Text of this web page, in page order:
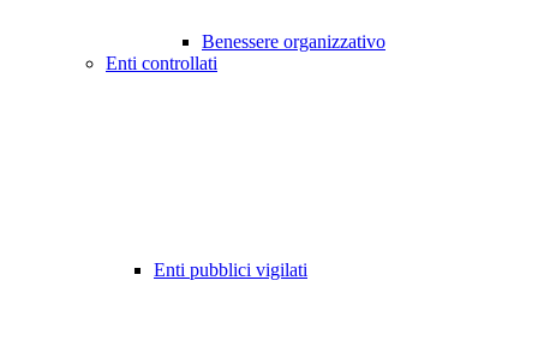
Benessere organizzativo
Enti controllati
Enti pubblici vigilati